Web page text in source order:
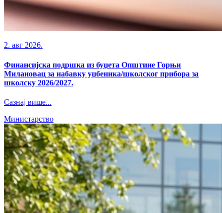
2. авг 2026.
Финансијска подршка из буџета Општине Горњи
Милановац за набавку уџбеника/школског прибора за
школску 2026/2027.
Сазнај више...
Министарство